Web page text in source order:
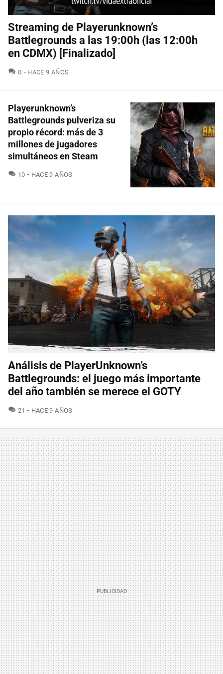
Streaming de Playerunknown’s
Battlegrounds a las 19:00h (las 12:00h
en CDMX) [Finalizado]
0 COMENTARIOS
HACE 9 AÑOS
Playerunknown’s
Battlegrounds pulveriza su
propio récord: más de 3
millones de jugadores
simultáneos en Steam
10 COMENTARIOS
HACE 9 AÑOS
Análisis de PlayerUnknown’s
Battlegrounds: el juego más importante
del año también se merece el GOTY
21 COMENTARIOS
HACE 9 AÑOS